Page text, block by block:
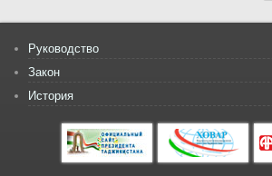
Руководство
Закон
История